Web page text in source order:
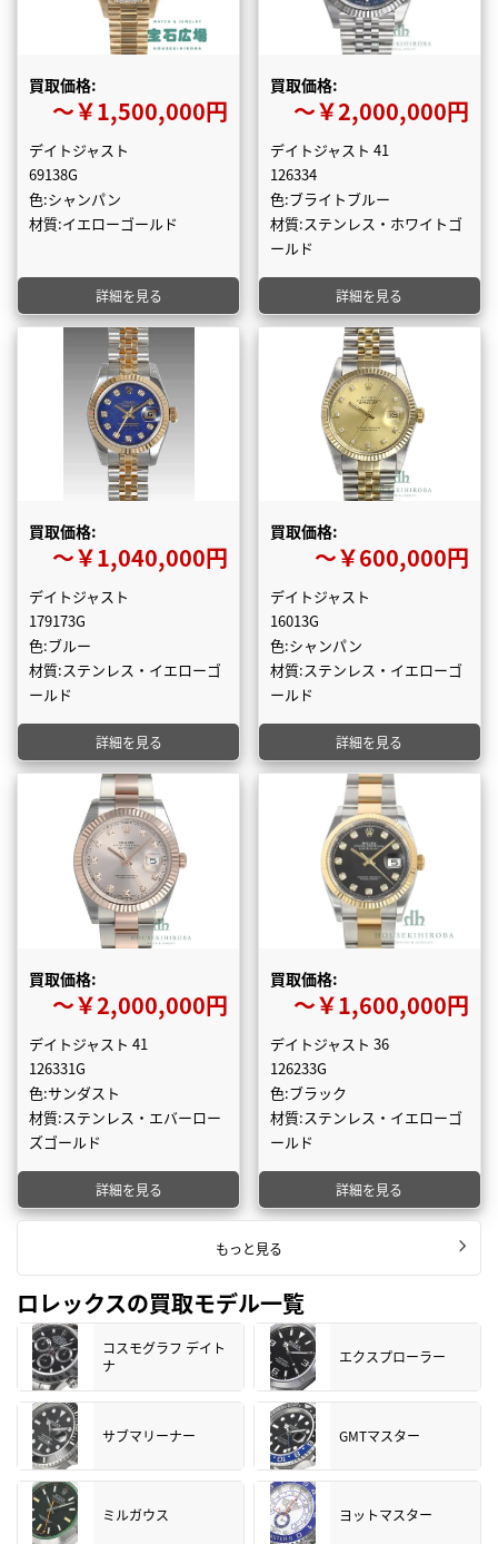
買取価格:
〜￥1,500,000円
デイトジャスト
69138G
色:シャンパン
材質:イエローゴールド
詳細を見る
買取価格:
〜￥2,000,000円
デイトジャスト 41
126334
色:ブライトブルー
材質:ステンレス・ホワイトゴ
ールド
詳細を見る
買取価格:
〜￥1,040,000円
デイトジャスト
179173G
色:ブルー
材質:ステンレス・イエローゴ
ールド
詳細を見る
買取価格:
〜￥600,000円
デイトジャスト
16013G
色:シャンパン
材質:ステンレス・イエローゴ
ールド
詳細を見る
買取価格:
〜￥2,000,000円
デイトジャスト 41
126331G
色:サンダスト
材質:ステンレス・エバーロー
ズゴールド
詳細を見る
買取価格:
〜￥1,600,000円
デイトジャスト 36
126233G
色:ブラック
材質:ステンレス・イエローゴ
ールド
詳細を見る
もっと見る
ロレックスの買取モデル一覧
コスモグラフ デイト
ナ
エクスプローラー
サブマリーナー GMTマスター
ミルガウス ヨットマスター